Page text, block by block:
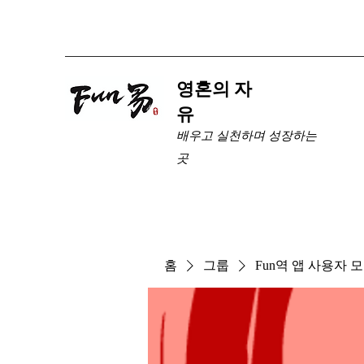
​영혼의 자
유
배우고 실천하며 성장하는
곳
홈 그룹 Fun역 앱 사용자